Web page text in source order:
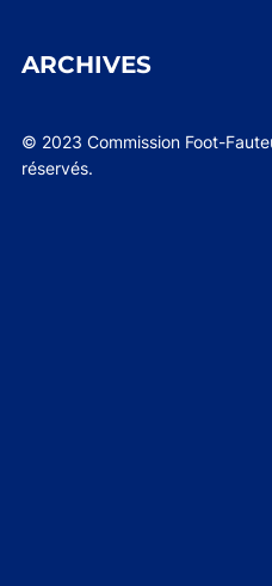
ARCHIVES
© 2023 Commission Foot-
réservés.